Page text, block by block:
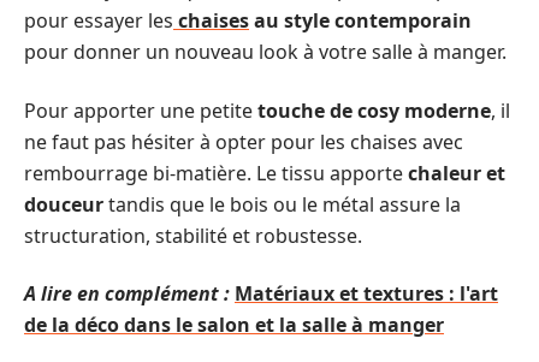
pour essayer les chaisesau style contemporain
pour donner un nouveau look à votre salle à manger.
Pour apporter une petitetouche de cosy moderne, il
ne faut pas hésiter à opter pour les chaises avec
rembourrage bi-matière. Le tissu apportechaleur et
douceurtandis que le bois ou le métal assure la
structuration, stabilité et robustesse.
A lire en complément : Matériaux et textures : l'art
de la déco dans le salon et la salle à manger